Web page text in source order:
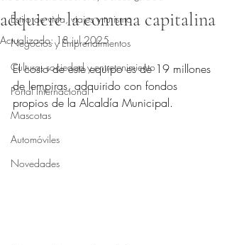
Estilo de vida, viajes y turismo
Negocios y Emprendimientos
Cultura, sociedad y entretenimiento
Portal Internacional
Mascotas
Automóviles
Novedades
adquiere la comuna capitalina
Actualizado:18 jul 2025
Obtuvo NaN de 5 estrellas.
El costo de este equipo es de 19 millones
de lempiras, adquirido con fondos
propios de la Alcaldía Municipal.